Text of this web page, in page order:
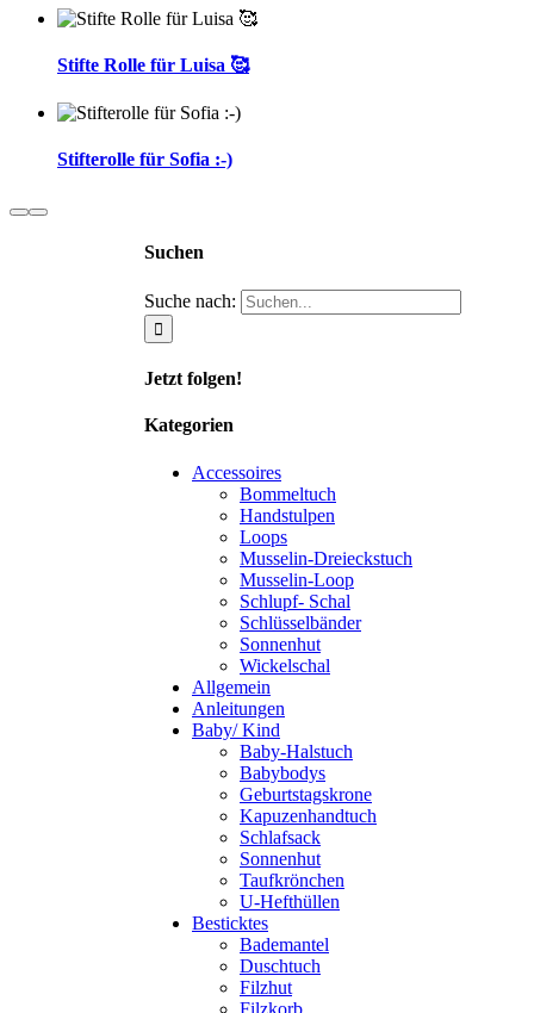
Stifte Rolle für Luisa 🥰
Stifterolle für Sofia :-)
Suchen
Suche nach:
Jetzt folgen!
Kategorien
Accessoires
Bommeltuch
Handstulpen
Loops
Musselin-Dreieckstuch
Musselin-Loop
Schlupf- Schal
Schlüsselbänder
Sonnenhut
Wickelschal
Allgemein
Anleitungen
Baby/ Kind
Baby-Halstuch
Babybodys
Geburtstagskrone
Kapuzenhandtuch
Schlafsack
Sonnenhut
Taufkrönchen
U-Hefthüllen
Besticktes
Bademantel
Duschtuch
Filzhut
Filzkorb